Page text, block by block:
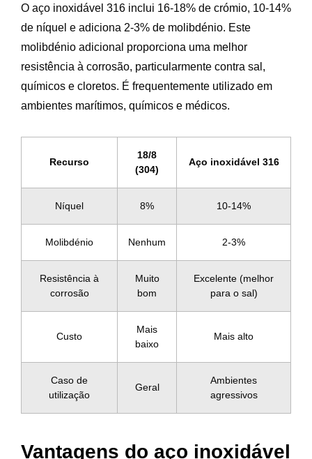
O aço inoxidável 316 inclui 16-18% de crómio, 10-14%
de níquel e adiciona 2-3% de molibdénio. Este
molibdénio adicional proporciona uma melhor
resistência à corrosão, particularmente contra sal,
químicos e cloretos. É frequentemente utilizado em
ambientes marítimos, químicos e médicos.
Recurso
18/8
(304)
Aço inoxidável 316
Níquel 8% 10-14%
Molibdénio Nenhum 2-3%
Resistência à
corrosão
Muito
bom
Excelente (melhor
para o sal)
Custo
Mais
baixo
Mais alto
Caso de
utilização
Geral
Ambientes
agressivos
Vantagens do aço inoxidável